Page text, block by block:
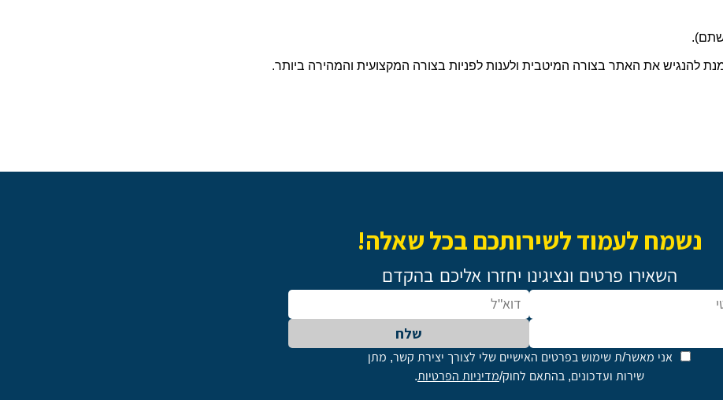
להנגיש את האתר בצורה המיטבית ולענות לפניות בצורה המקצועית והמהירה ביותר.
נשמח לעמוד לשירותכם בכל שאלה!
השאירו פרטים ונציגינו יחזרו אליכם בהקדם
שלח
אני מאשר/ת שימוש בפרטים האישיים שלי לצורך יצירת קשר, מתן
שירות ועדכונים, בהתאם לחוק/מדיניות הפרטיות.